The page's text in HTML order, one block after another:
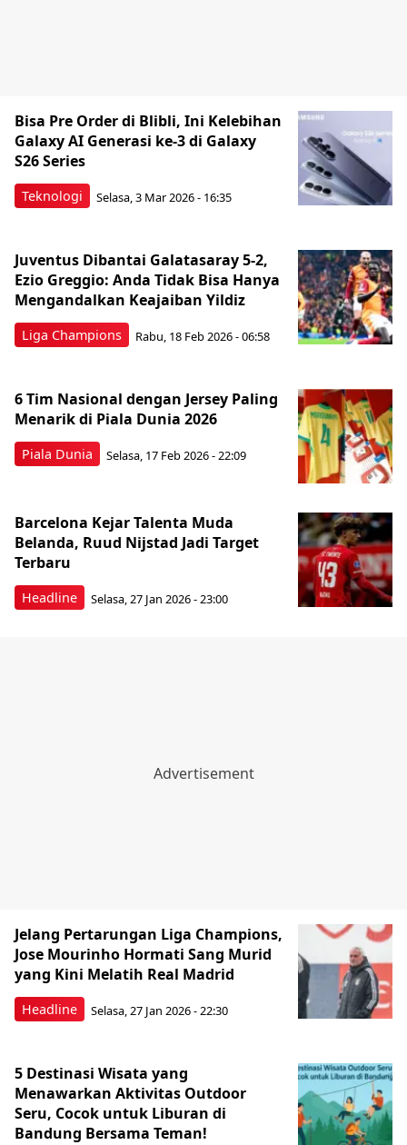
Teknologi
Bisa Pre Order di Blibli, Ini Kelebihan
Galaxy AI Generasi ke-3 di Galaxy
S26 Series
Selasa, 3 Mar 2026 - 16:35
Liga Champions
Juventus Dibantai Galatasaray 5-2,
Ezio Greggio: Anda Tidak Bisa Hanya
Mengandalkan Keajaiban Yildiz
Rabu, 18 Feb 2026 - 06:58
Piala Dunia
6 Tim Nasional dengan Jersey Paling
Menarik di Piala Dunia 2026
Selasa, 17 Feb 2026 - 22:09
Headline
Barcelona Kejar Talenta Muda
Belanda, Ruud Nijstad Jadi Target
Terbaru
Selasa, 27 Jan 2026 - 23:00
Headline
Jelang Pertarungan Liga Champions,
Jose Mourinho Hormati Sang Murid
yang Kini Melatih Real Madrid
Selasa, 27 Jan 2026 - 22:30
5 Destinasi Wisata yang
Menawarkan Aktivitas Outdoor
Seru, Cocok untuk Liburan di
Bandung Bersama Teman!